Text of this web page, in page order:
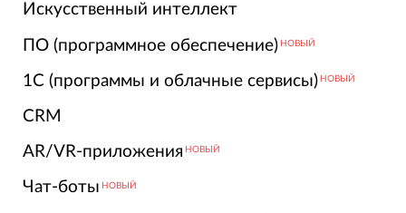
Искусственный интеллект
ПО (программное обеспечение) НОВЫЙ
1С (программы и облачные сервисы) НОВЫЙ
CRM
AR/VR-приложения НОВЫЙ
Чат-боты НОВЫЙ